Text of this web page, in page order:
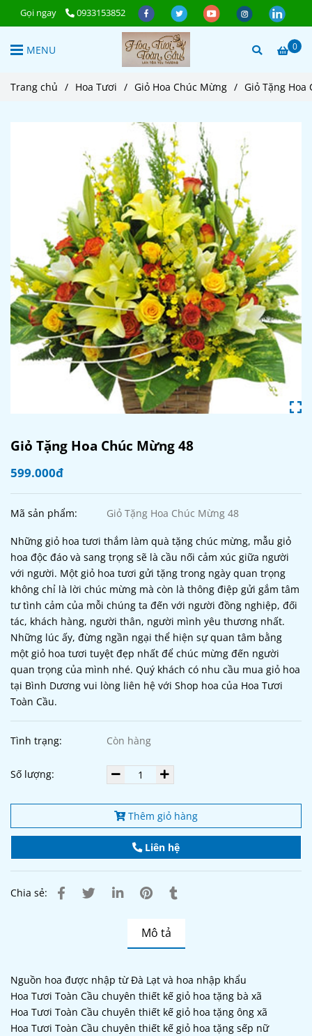
Gọi ngay 0933153852
0
MENU
Trang chủ / Hoa Tươi / Giỏ Hoa Chúc Mừng / Giỏ Tặng Hoa
Giỏ Tặng Hoa Chúc Mừng 48
599.000đ
Mã sản phẩm: Giỏ Tặng Hoa Chúc Mừng 48
Những giỏ hoa tươi thắm làm quà tặng chúc mừng, mẫu giỏ
hoa độc đáo và sang trọng sẽ là cầu nối cảm xúc giữa người
với người. Một giỏ hoa tươi gửi tặng trong ngày quan trọng
không chỉ là lời chúc mừng mà còn là thông điệp gửi gắm tâm
tư tình cảm của mỗi chúng ta đến với người đồng nghiệp, đối
tác, khách hàng, người thân, người mình yêu thương nhất.
Những lúc ấy, đừng ngần ngại thể hiện sự quan tâm bằng
một giỏ hoa tươi tuyệt đẹp nhất để chúc mừng đến người
quan trọng của mình nhé. Quý khách có nhu cầu mua giỏ hoa
tại Bình Dương vui lòng liên hệ với Shop hoa của Hoa Tươi
Toàn Cầu.
Tình trạng: Còn hàng
Số lượng:
Thêm giỏ hàng
Liên hệ
Chia sẻ:
Mô tả
Nguồn hoa được nhập từ Đà Lạt và hoa nhập khẩu
Hoa Tươi Toàn Cầu chuyên thiết kế giỏ hoa tặng bà xã
Hoa Tươi Toàn Cầu chuyên thiết kế giỏ hoa tặng ông xã
Hoa Tươi Toàn Cầu chuyên thiết kế giỏ hoa tặng sếp nữ